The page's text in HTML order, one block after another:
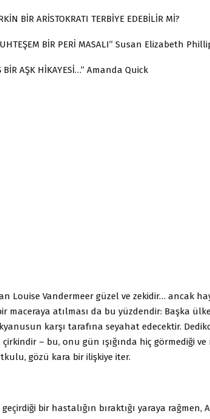
BİR ARİSTOKRATI TERBİYE EDEBİLİR Mİ?
BİR PERİ MASALI” Susan Elizabeth
AŞK HİKAYESİ…” Amanda Quick
Louise Vandermeer güzel ve zekidir… ancak
maceraya atılması da bu yüzdendir: Başka
karşı tarafına seyahat edecektir.
– bu, onu gün ışığında hiç görmediği ve
gözü kara bir ilişkiye iter.
bir hastalığın bıraktığı yaraya rağmen,